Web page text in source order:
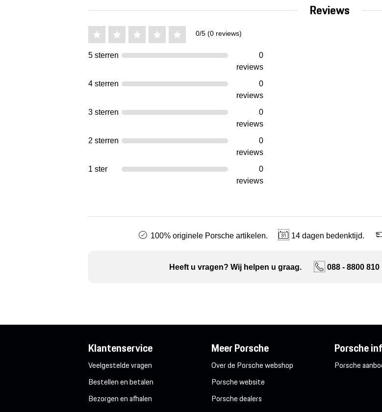
Reviews
0/5 (0 reviews)
5 sterren
0
reviews
4 sterren
0
reviews
3 sterren
0
reviews
2 sterren
0
reviews
1 ster
0
reviews
100% originele Porsche artikelen. 14 dagen bedenktijd.
Heeft u vragen? Wij helpen u graag. 088 - 8800 810
Klantenservice
Veelgestelde vragen
Bestellen en betalen
Bezorgen en afhalen
Meer Porsche
Over de Porsche webshop
Porsche website
Porsche dealers
Porsche
Porsche